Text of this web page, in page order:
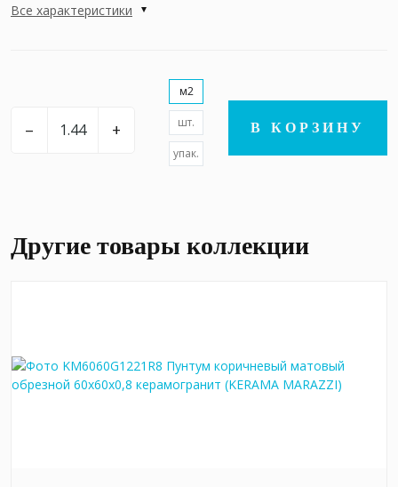
Все характеристики
– +
м2
шт.
упак.
В КОРЗИНУ
Другие товары коллекции